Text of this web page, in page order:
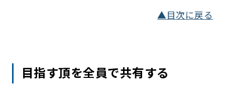
▲目次に戻る
目指す頂を全員で共有する